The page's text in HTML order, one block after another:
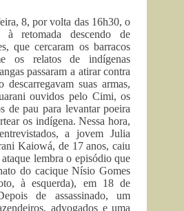
8, por volta das 16h30, o
à retomada descendo de
que cercaram os barracos
os relatos de indígenas
passaram a atirar contra
descarregavam suas armas,
ouvidos pelo Cimi, os
de pau para levantar poeira
os indígena. Nessa hora,
a jovem Julia
Kaiowá, de 17 anos, caiu
lembra o episódio que
do cacique Nísio Gomes
à esquerda), em 18 de
de assassinado, um
advogados e uma